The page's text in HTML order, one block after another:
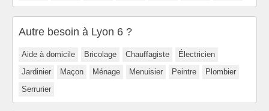
Autre besoin à Lyon 6 ?
Aide à domicile Bricolage Chauffagiste
Électricien
Jardinier
Maçon Ménage Menuisier Peintre
Plombier
Serrurier